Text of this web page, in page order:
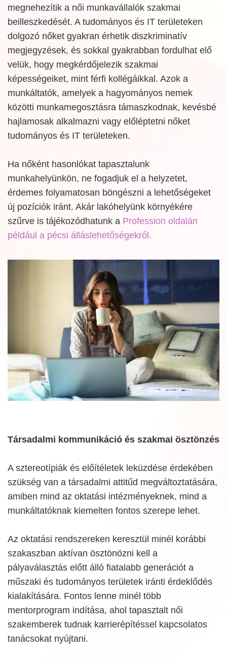
megnehezítik a női munkavállalók szakmai
beilleszkedését. A tudományos és IT területeken
dolgozó nőket gyakran érhetik diszkriminatív
megjegyzések, és sokkal gyakrabban fordulhat elő
velük, hogy megkérdőjelezik szakmai
képességeiket, mint férfi kollégáikkal. Azok a
munkáltatók, amelyek a hagyományos nemek
közötti munkamegosztásra támaszkodnak, kevésbé
hajlamosak alkalmazni vagy előléptetni nőket
tudományos és IT területeken.
Ha nőként hasonlókat tapasztalunk
munkahelyünkön, ne fogadjuk el a helyzetet,
érdemes folyamatosan böngészni a lehetőségeket
új pozíciók iránt. Akár lakóhelyünk környékére
szűrve is tájékozódhatunk a Profession oldalán
például a pécsi álláslehetőségekről.
Társadalmi kommunikáció és szakmai ösztönzés
A sztereotípiák és előítéletek leküzdése érdekében
szükség van a társadalmi attitűd megváltoztatására,
amiben mind az oktatási intézményeknek, mind a
munkáltatóknak kiemelten fontos szerepe lehet.
Az oktatási rendszereken keresztül minél korábbi
szakaszban aktívan ösztönözni kell a
pályaválasztás előtt álló fiatalabb generációt a
műszaki és tudományos területek iránti érdeklődés
kialakítására. Fontos lenne minél több
mentorprogram indítása, ahol tapasztalt női
szakemberek tudnak karrierépítéssel kapcsolatos
tanácsokat nyújtani.